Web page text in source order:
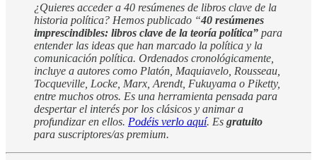
¿Quieres acceder a 40 resúmenes de libros clave de la
historia política? Hemos publicado “40 resúmenes
imprescindibles: libros clave de la teoría política” para
entender las ideas que han marcado la política y la
comunicación política. Ordenados cronológicamente,
incluye a autores como Platón, Maquiavelo, Rousseau,
Tocqueville, Locke, Marx, Arendt, Fukuyama o Piketty,
entre muchos otros. Es una herramienta pensada para
despertar el interés por los clásicos y animar a
profundizar en ellos. Podéis verlo aquí. Es gratuito
para suscriptores/as premium.